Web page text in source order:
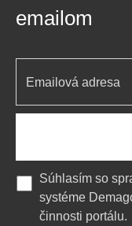
emailom
Súhlasím so
systéme
činnosti portálu.